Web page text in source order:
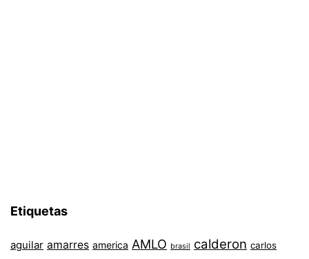
Etiquetas
aguilar amarres america AMLO brasil calderon carlos